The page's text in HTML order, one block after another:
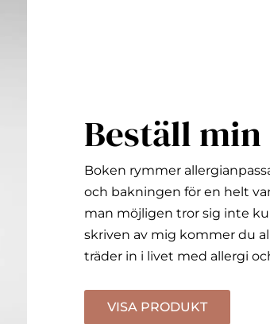
Beställ
Boken rymmer
och bakningen för en helt
man möjligen tror sig inte
skriven av mig kommer du
träder in i livet med allergi
VISA PRODUKT